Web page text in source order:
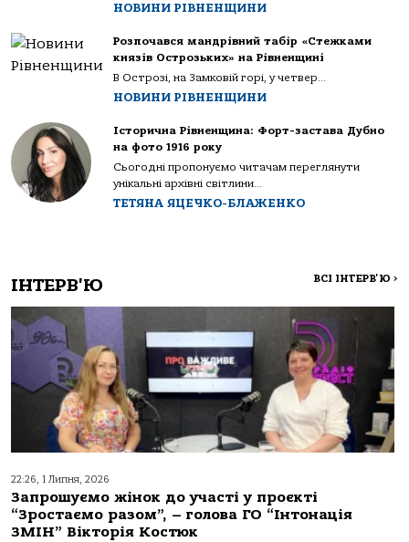
НОВИНИ РІВНЕНЩИНИ
Розпочався мандрівний табір «Стежками
князів Острозьких» на Рівненщині
В Острозі, на Замковій горі, у четвер...
НОВИНИ РІВНЕНЩИНИ
Історична Рівненщина: Форт-застава Дубно
на фото 1916 року
Сьогодні пропонуємо читачам переглянути
унікальні архівні світлини...
ТЕТЯНА ЯЦЕЧКО-БЛАЖЕНКО
ІНТЕРВ'Ю ВСІ ІНТЕРВ'Ю >
22:26, 1 Липня, 2026
Запрошуємо жінок до участі у проєкті
“Зростаємо разом”, – голова ГО “Інтонація
ЗМІН” Вікторія Костюк